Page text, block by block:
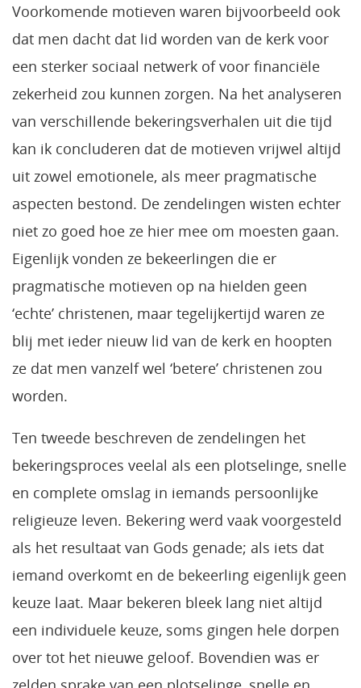
Voorkomende motieven waren bijvoorbeeld ook
dat men dacht dat lid worden van de kerk voor
een sterker sociaal netwerk of voor financiële
zekerheid zou kunnen zorgen. Na het analyseren
van verschillende bekeringsverhalen uit die tijd
kan ik concluderen dat de motieven vrijwel altijd
uit zowel emotionele, als meer pragmatische
aspecten bestond. De zendelingen wisten echter
niet zo goed hoe ze hier mee om moesten gaan.
Eigenlijk vonden ze bekeerlingen die er
pragmatische motieven op na hielden geen
‘echte’ christenen, maar tegelijkertijd waren ze
blij met ieder nieuw lid van de kerk en hoopten
ze dat men vanzelf wel ‘betere’ christenen zou
worden.
Ten tweede beschreven de zendelingen het
bekeringsproces veelal als een plotselinge, snelle
en complete omslag in iemands persoonlijke
religieuze leven. Bekering werd vaak voorgesteld
als het resultaat van Gods genade; als iets dat
iemand overkomt en de bekeerling eigenlijk geen
keuze laat. Maar bekeren bleek lang niet altijd
een individuele keuze, soms gingen hele dorpen
over tot het nieuwe geloof. Bovendien was er